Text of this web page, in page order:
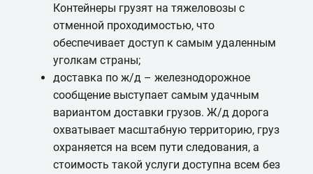
Контейнеры грузят на тяжеловозы с
отменной проходимостью, что
обеспечивает доступ к самым удаленным
уголкам страны;
доставка по ж/д – железнодорожное
сообщение выступает самым удачным
вариантом доставки грузов. Ж/д дорога
охватывает масштабную территорию, груз
охраняется на всем пути следования, а
стоимость такой услуги доступна всем без